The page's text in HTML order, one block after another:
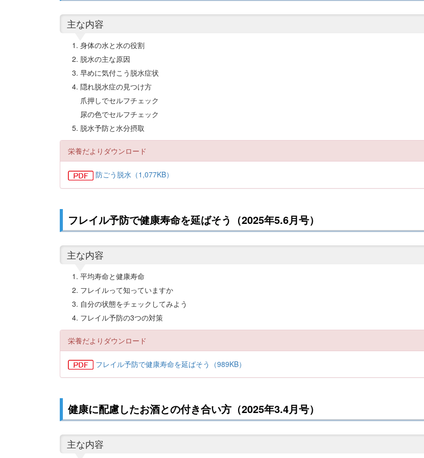
主な内容
身体の水と水の役割
脱水の主な原因
早めに気付こう脱水症状
隠れ脱水症の見つけ方
爪押しでセルフチェック
尿の色でセルフチェック
脱水予防と水分摂取
栄養だよりダウンロード
防ごう脱水（1,077KB）
フレイル予防で健康寿命を延ばそう（2025年5.6月号）
主な内容
平均寿命と健康寿命
フレイルって知っていますか
自分の状態をチェックしてみよう
フレイル予防の3つの対策
栄養だよりダウンロード
フレイル予防で健康寿命を延ばそう（989KB）
健康に配慮したお酒との付き合い方（2025年3.4月号）
主な内容